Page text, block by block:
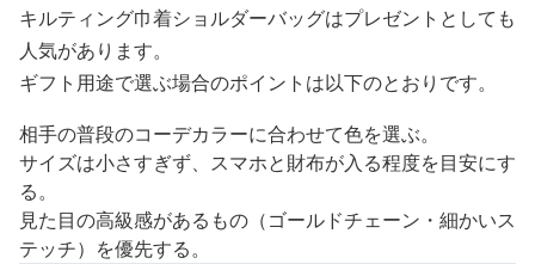
キルティング巾着ショルダーバッグはプレゼントとしても
人気があります。
ギフト用途で選ぶ場合のポイントは以下のとおりです。
相手の普段のコーデカラーに合わせて色を選ぶ。
サイズは小さすぎず、スマホと財布が入る程度を目安にす
る。
見た目の高級感があるもの（ゴールドチェーン・細かいス
テッチ）を優先する。